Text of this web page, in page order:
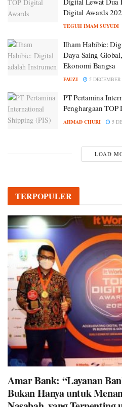
Digital Awards
TEGUH IMAM SUYUDI
Ilham Habibie:
Daya Saing
Ekonomi Bangsa
FAUZI 5 DECEMBER
PT Pertamina
Penghargaan
AHMAD CHURI 5
LOAD
TERPOPULER
Amar Bank: “Layanan
Bukan Hanya untuk